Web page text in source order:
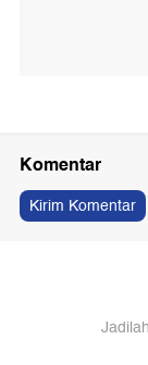
Komentar
Kirim Komentar